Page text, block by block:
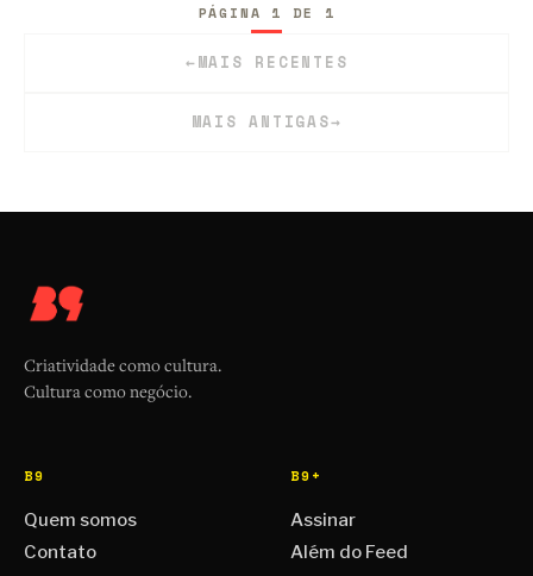
←MAIS RECENTES
PÁGINA 1 DE 1
MAIS ANTIGAS→
Criatividade como cultura.
Cultura como negócio.
B9
Quem somos
Contato
B9+
Assinar
Além do Feed